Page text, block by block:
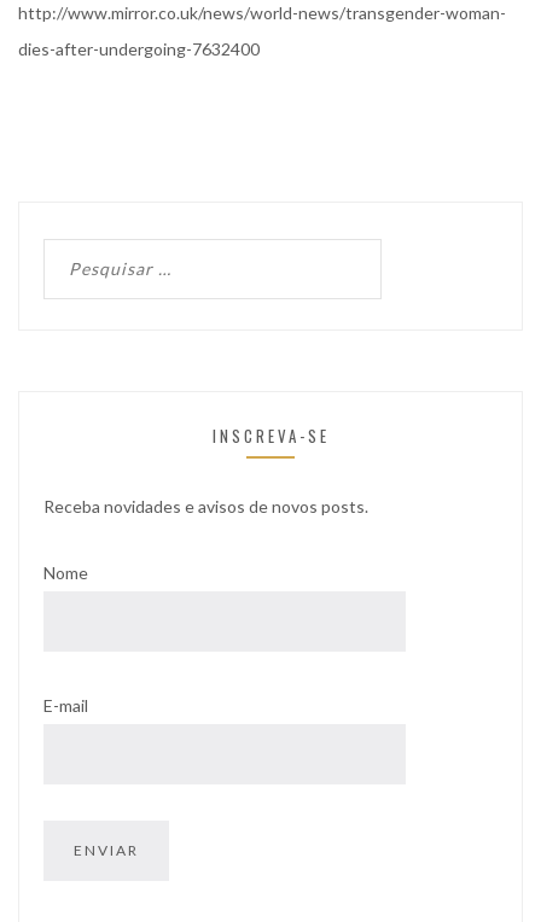
http://www.mirror.co.uk/news/world-news/transgender-woman-
dies-after-undergoing-7632400
INSCREVA-SE
Receba novidades e avisos de novos posts.
Nome
E-mail